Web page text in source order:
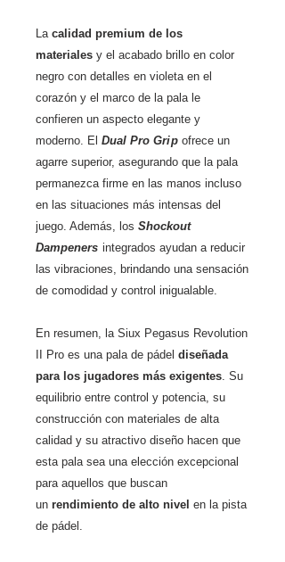
La calidad premium de los
materiales y el acabado brillo en color
negro con detalles en violeta en el
corazón y el marco de la pala le
confieren un aspecto elegante y
moderno. El Dual Pro Grip ofrece un
agarre superior, asegurando que la pala
permanezca firme en las manos incluso
en las situaciones más intensas del
juego. Además, los Shockout
Dampeners integrados ayudan a reducir
las vibraciones, brindando una sensación
de comodidad y control inigualable.
En resumen, la Siux Pegasus Revolution
II Pro es una pala de pádel diseñada
para los jugadores más exigentes. Su
equilibrio entre control y potencia, su
construcción con materiales de alta
calidad y su atractivo diseño hacen que
esta pala sea una elección excepcional
para aquellos que buscan
un rendimiento de alto nivel en la pista
de pádel.